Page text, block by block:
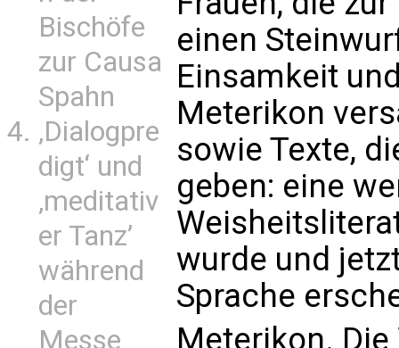
Bischöfe
zur Causa
Spahn
‚Dialogpre
digt‘ und
‚meditativ
er Tanz’
während
der
Messe
einen
Einsamkeit
Meterikon
sowie Texte,
geben: eine
wurde und
Sprache
Meterikon.